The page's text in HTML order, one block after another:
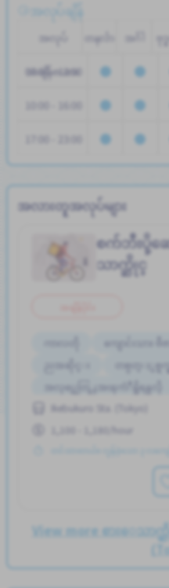
အလုပ်ချိန်
အလုပ်
အချိန်ဇယား
တနင်္လာ အင်္ဂါ ဗု
07:00 - 13:00
အလားတူအလုပ်များ
စက်ဘီးပို့ဆေ
သာက္ဆိုင္
ကျောင်းသား
ညအဆိုင္း
တစ္ပတ္ႏွစ္ရ
အလုပ္အေတြ႕အၾကံဳရွိရန္မလို
Ikebukuro Sta. (Tokyo)
1,100 - 1,180/hour
View more စားေသာက္